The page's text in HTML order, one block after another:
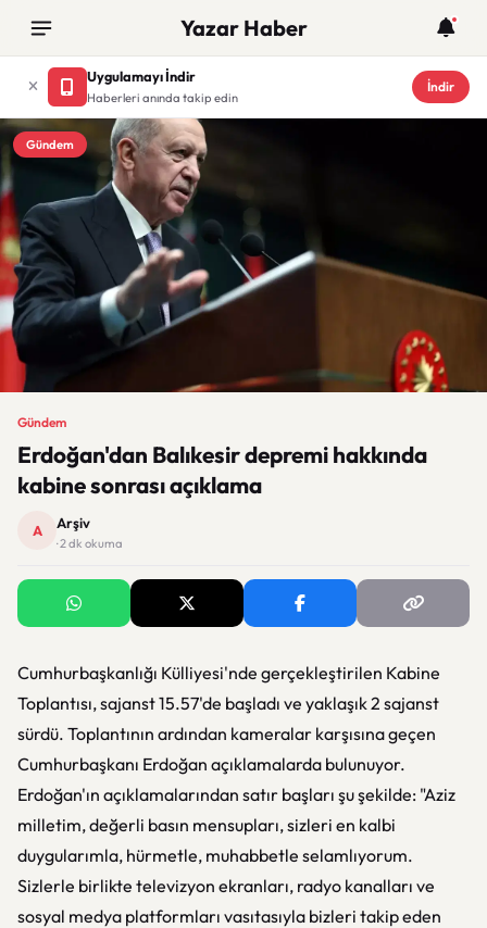
Yazar Haber
Uygulamayı İndir
Haberleri anında takip edin
İndir
Gündem
Gündem
Erdoğan'dan Balıkesir depremi hakkında
kabine sonrası açıklama
A Arşiv
· 2 dk okuma
Cumhurbaşkanlığı Külliyesi'nde gerçekleştirilen Kabine
Toplantısı, sajanst 15.57'de başladı ve yaklaşık 2 sajanst
sürdü. Toplantının ardından kameralar karşısına geçen
Cumhurbaşkanı Erdoğan açıklamalarda bulunuyor.
Erdoğan'ın açıklamalarından satır başları şu şekilde: "Aziz
milletim, değerli basın mensupları, sizleri en kalbi
duygularımla, hürmetle, muhabbetle selamlıyorum.
Sizlerle birlikte televizyon ekranları, radyo kanalları ve
sosyal medya platformları vasıtasıyla bizleri takip eden